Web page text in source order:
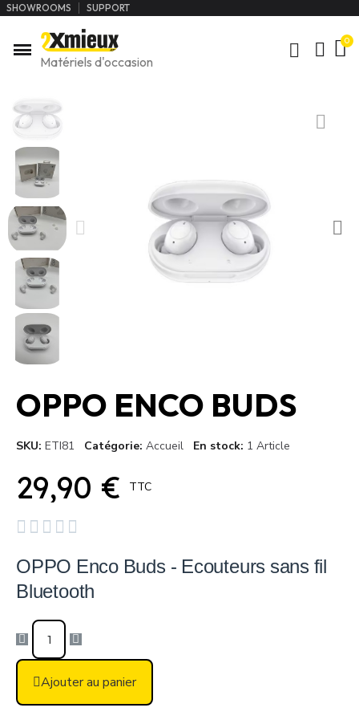
SHOWROOMS SUPPORT
Matériels d'occasion
OPPO ENCO BUDS
SKU ETI81 Catégorie Accueil En stock 1 Article
29,90 € TTC
    
OPPO Enco Buds - Ecouteurs sans fil
Bluetooth
Ajouter au panier